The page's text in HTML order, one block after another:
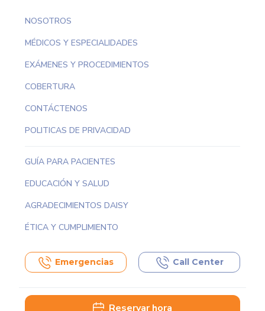
NOSOTROS
MÉDICOS Y ESPECIALIDADES
EXÁMENES Y PROCEDIMIENTOS
COBERTURA
CONTÁCTENOS
POLITICAS DE PRIVACIDAD
GUÍA PARA PACIENTES
EDUCACIÓN Y SALUD
AGRADECIMIENTOS DAISY
ÉTICA Y CUMPLIMIENTO
Emergencias Call Center
Reservar hora